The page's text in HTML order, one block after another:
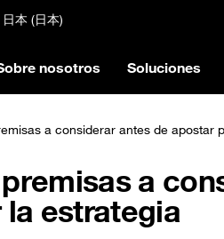
日本 (日本)
nosotros Soluciones
a considerar antes de apostar
a
estrategia